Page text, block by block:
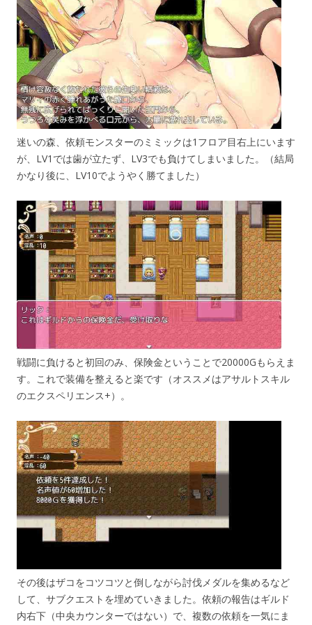
迷いの森、依頼モンスターのミミックは1フロア目右上にいます
が、LV1では歯が立たず、LV3でも負けてしまいました。（結局
かなり後に、LV10でようやく勝てました）
戦闘に負けると初回のみ、保険金ということで20000Gもらえま
す。これで装備を整えると楽です（オススメはアサルトスキル
のエクスペリエンス+）。
その後はザコをコツコツと倒しながら討伐メダルを集めるなど
して、サブクエストを埋めていきました。依頼の報告はギルド
内右下（中央カウンターではない）で、複数の依頼を一気にま